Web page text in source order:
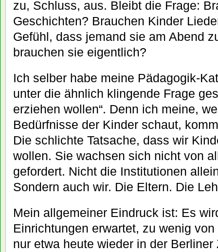
zu, Schluss, aus. Bleibt die Frage:
Geschichten? Brauchen Kinder
Gefühl, dass jemand sie am Abend
brauchen sie eigentlich?
Ich selber habe meine Pädagogik-
unter die ähnlich klingende Frage
erziehen wollen“. Denn ich meine,
Bedürfnisse der Kinder schaut,
Die schlichte Tatsache, dass wir
wollen. Sie wachsen sich nicht von
gefordert. Nicht die Institutionen
Sondern auch wir. Die Eltern. Die
Mein allgemeiner Eindruck ist: Es
Einrichtungen erwartet, zu wenig
nur etwa heute wieder in der